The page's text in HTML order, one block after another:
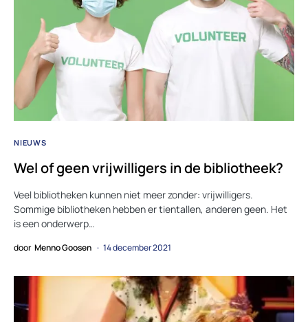
NIEUWS
Wel of geen vrijwilligers in de bibliotheek?
Veel bibliotheken kunnen niet meer zonder: vrijwilligers.
Sommige bibliotheken hebben er tientallen, anderen geen. Het
is een onderwerp…
door Menno Goosen 14 december 2021